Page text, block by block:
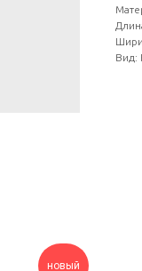
Вид:
новый